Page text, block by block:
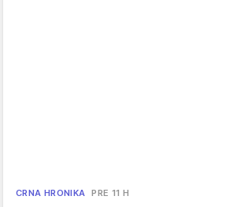
CRNA HRONIKA PRE 11 H